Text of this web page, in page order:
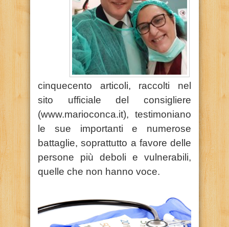
cinquecento articoli, raccolti nel
sito ufficiale del consigliere
(www.marioconca.it), testimoniano
le sue importanti e numerose
battaglie, soprattutto a favore delle
persone più deboli e vulnerabili,
quelle che non hanno voce.